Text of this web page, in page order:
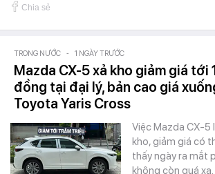
Chia sẻ
TRONG NƯỚC - 1 NGÀY TRƯỚC
Mazda CX-5 xả kho giảm giá tới
đồng tại đại lý, bản cao giá
Toyota Yaris Cross
Việc Mazda CX-5
kho, giảm giá có
thấy ngày ra mắt
không còn quá xa.